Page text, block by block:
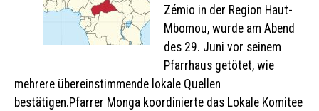
Zémio in der Region Haut-
Mbomou, wurde am Abend
des 29. Juni vor seinem
Pfarrhaus getötet, wie
mehrere übereinstimmende lokale Quellen
bestätigen.Pfarrer Monga koordinierte das Lokale Komitee